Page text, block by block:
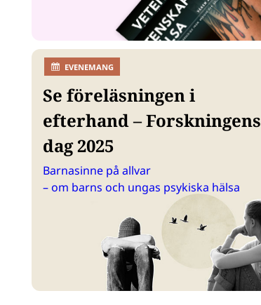
EVENEMANG
Se föreläsningen i
efterhand – Forskningens
dag 2025
Barnasinne på allvar
– om barns och ungas psykiska hälsa